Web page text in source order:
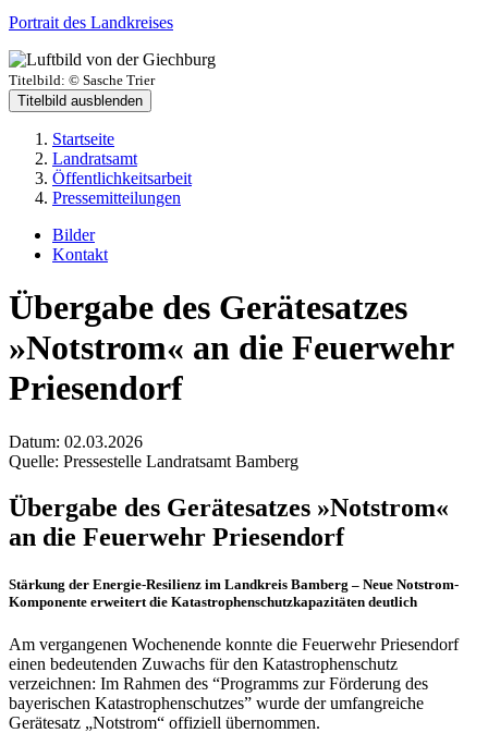
Portrait des Landkreises
Titelbild: © Sasche Trier
Titelbild ausblenden
Startseite
Landratsamt
Öffentlichkeitsarbeit
Pressemitteilungen
Bilder
Kontakt
Übergabe des Gerätesatzes
»Notstrom« an die Feuerwehr
Priesendorf
Datum: 02.03.2026
Quelle: Pressestelle Landratsamt Bamberg
Übergabe des Gerätesatzes »Notstrom«
an die Feuerwehr Priesendorf
Stärkung der Energie-Resilienz im Landkreis Bamberg – Neue Notstrom-
Komponente erweitert die Katastrophenschutzkapazitäten deutlich
Am vergangenen Wochenende konnte die Feuerwehr Priesendorf
einen bedeutenden Zuwachs für den Katastrophenschutz
verzeichnen: Im Rahmen des “Programms zur Förderung des
bayerischen Katastrophenschutzes” wurde der umfangreiche
Gerätesatz „Notstrom“ offiziell übernommen.